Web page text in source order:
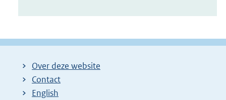
Over deze website
Contact
English